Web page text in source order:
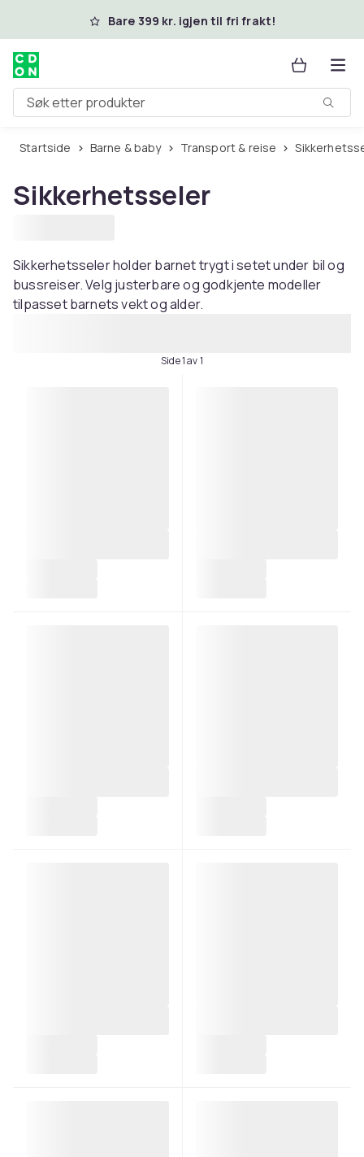
Hopp til hovedinnholdBare 399 kr. igjen til fri frakt!
Søk etter produkter
Startside Barne & baby Transport & reise
Sikkerhetsseler
Sikkerhetsseler holder barnet trygt i setet under bil og
bussreiser. Velg justerbare og godkjente modeller
tilpasset barnets vekt og alder.
Side 1 av 1